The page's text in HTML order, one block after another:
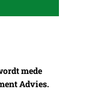
mede
Advies.